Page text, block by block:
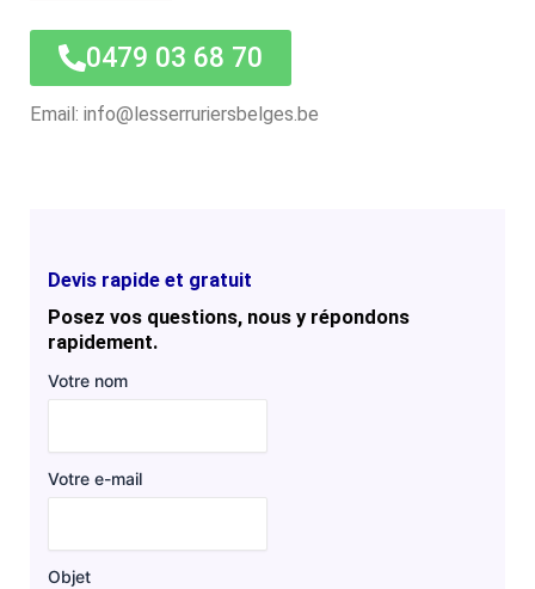
0479 03 68 70
Email: info@lesserruriersbelges.be
Devis rapide et gratuit
Posez vos questions, nous y répondons
rapidement.
Votre nom
Votre e-mail
Objet